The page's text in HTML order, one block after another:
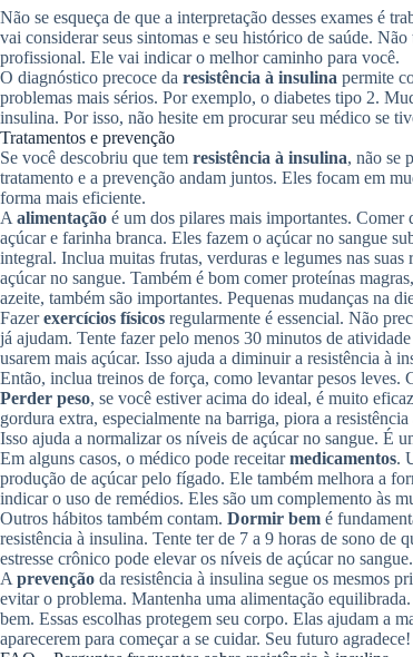
Não se esqueça de que a interpretação desses exames é
vai considerar seus sintomas e seu histórico de saúde.
profissional. Ele vai indicar o melhor caminho para você.
O diagnóstico precoce da resistência à insulina permite
problemas mais sérios. Por exemplo, o diabetes tipo 2.
insulina. Por isso, não hesite em procurar seu médico se
Tratamentos e prevenção
Se você descobriu que tem resistência à insulina, não se
tratamento e a prevenção andam juntos. Eles focam em
forma mais eficiente.
Aalimentação é um dos pilares mais importantes.
açúcar e farinha branca. Eles fazem o açúcar no sangue
integral. Inclua muitas frutas, verduras e legumes nas
açúcar no sangue. Também é bom comer proteínas
azeite, também são importantes. Pequenas mudanças na
Fazerexercícios físicos regularmente é essencial. Não
já ajudam. Tente fazer pelo menos 30 minutos de
usarem mais açúcar. Isso ajuda a diminuir a resistência à
Então, inclua treinos de força, como levantar pesos
Perder peso, se você estiver acima do ideal, é muito
gordura extra, especialmente na barriga, piora a
Isso ajuda a normalizar os níveis de açúcar no sangue. É
Em alguns casos, o médico pode receitarmedicamentos.
produção de açúcar pelo fígado. Ele também melhora a
indicar o uso de remédios. Eles são um complemento às
Outros hábitos também contam. Dormir bem é
resistência à insulina. Tente ter de 7 a 9 horas de sono de
estresse crônico pode elevar os níveis de açúcar no
Aprevenção da resistência à insulina segue os mesmos
evitar o problema. Mantenha uma alimentação
bem. Essas escolhas protegem seu corpo. Elas ajudam a
aparecerem para começar a se cuidar. Seu futuro agradece!